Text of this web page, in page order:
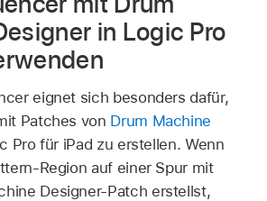
in Logic Pro
eignet sich besonders dafür,
Patches von Drum Machine
Pro für iPad zu erstellen. Wenn
Region auf einer Spur mit
Designer-Patch erstellst,